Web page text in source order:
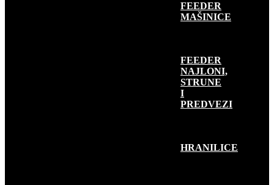
FEEDER
MAŠINICE
FEEDER
NAJLONI,
STRUNE
I
PREDVEZI
HRANILICE